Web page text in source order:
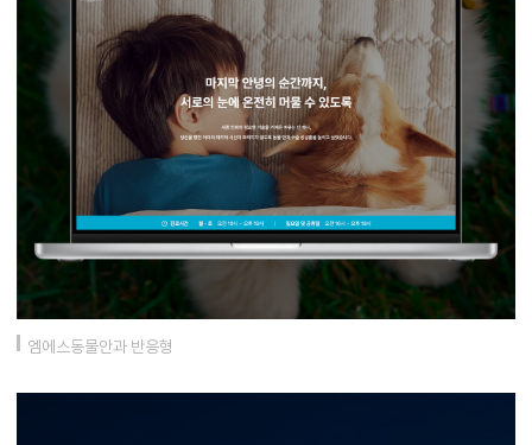
엠에스동물안과 반응형